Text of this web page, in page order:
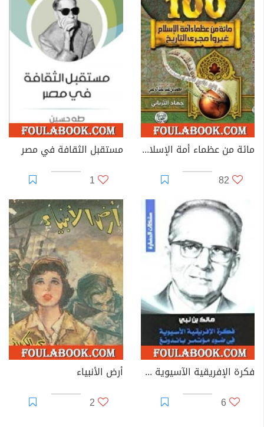
مائة من عظماء أمة الإسلام غيروا مجرى التاريخ
82
مستقبل الثقافة في مصر
1
فكرة الإفريقية الآسيوية في ضوء مؤتمر باندونغ
6
أرض الأنبياء
2